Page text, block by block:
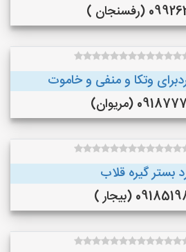
(رفسنجان )
وتکا و منفی و خاموت
(مریوان)
بستر گیره قلاب
(بیجار )